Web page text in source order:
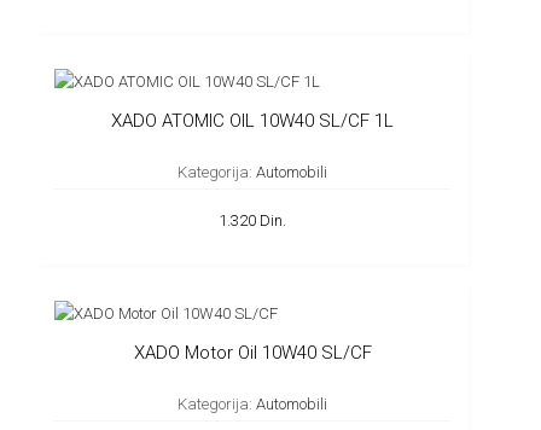
XADO ATOMIC OIL 10W40 SL/CF 1L
Kategorija: Automobili
1.320 Din.
XADO Motor Oil 10W40 SL/CF
Kategorija: Automobili